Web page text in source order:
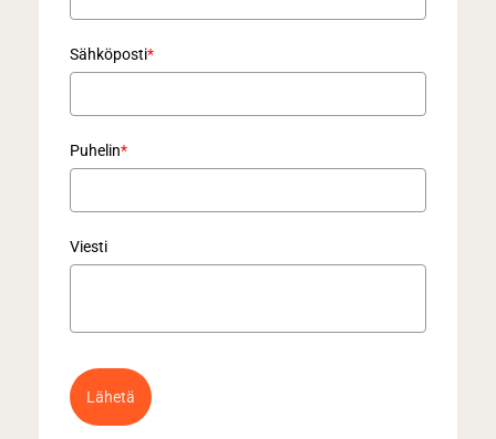
Sähköposti*
Puhelin*
Viesti
Lähetä